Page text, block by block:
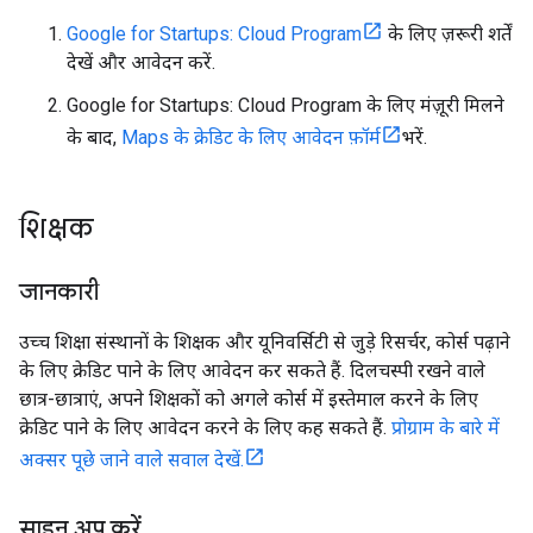
Google for Startups: Cloud Program
के लिए ज़रूरी शर्तें
देखें और आवेदन करें.
Google for Startups: Cloud Program के लिए मंज़ूरी मिलने
के बाद, Maps के क्रेडिट के लिए आवेदन फ़ॉर्म भरें.
शिक्षक
जानकारी
उच्च शिक्षा संस्थानों के शिक्षक और यूनिवर्सिटी से जुड़े रिसर्चर, कोर्स पढ़ाने
के लिए क्रेडिट पाने के लिए आवेदन कर सकते हैं. दिलचस्पी रखने वाले
छात्र-छात्राएं, अपने शिक्षकों को अगले कोर्स में इस्तेमाल करने के लिए
क्रेडिट पाने के लिए आवेदन करने के लिए कह सकते हैं. प्रोग्राम के बारे में
अक्सर पूछे जाने वाले सवाल देखें.